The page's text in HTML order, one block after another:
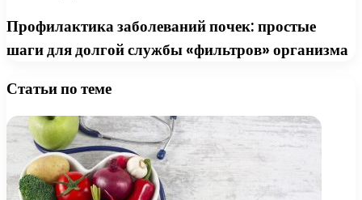
Профилактика заболеваний почек: простые
шаги для долгой службы «фильтров» организма
Статьи по теме